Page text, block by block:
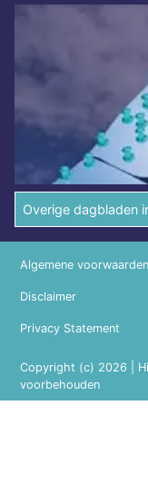
Overige dagbladen
Copyright (c) 2026 |
voorbehouden
Algemene voorwaarden
Disclaimer
Privacy Statement